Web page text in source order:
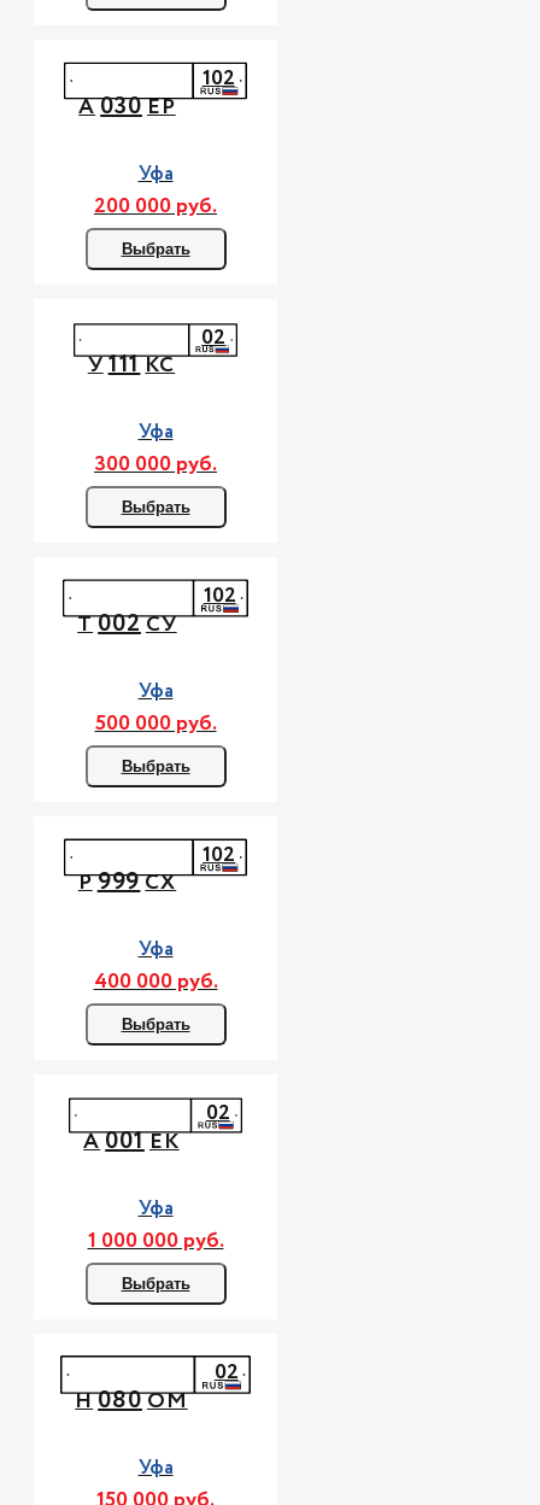
А030ЕР
102
Уфа
200 000 руб.
Выбрать
У111КС
02
Уфа
300 000 руб.
Выбрать
Т002СУ
102
Уфа
500 000 руб.
Выбрать
Р999СХ
102
Уфа
400 000 руб.
Выбрать
А001ЕК
02
Уфа
1 000 000 руб.
Выбрать
Н080ОМ
02
Уфа